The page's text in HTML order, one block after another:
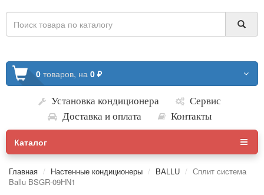
0 товаров, на 0 ₽
Установка кондиционера
Сервис
Доставка и оплата
Контакты
Каталог
Главная Настенные кондиционеры BALLU
Сплит система
Ballu BSGR-09HN1